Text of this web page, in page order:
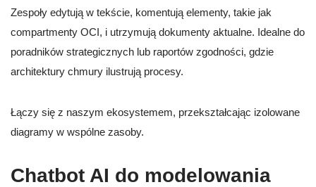
Zespoły edytują w tekście, komentują elementy, takie jak
compartmenty OCI, i utrzymują dokumenty aktualne. Idealne do
poradników strategicznych lub raportów zgodności, gdzie
architektury chmury ilustrują procesy.
Łączy się z naszym ekosystemem, przekształcając izolowane
diagramy w wspólne zasoby.
Chatbot AI do modelowania